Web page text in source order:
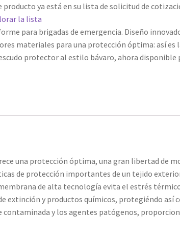
producto ya está en su lista de solicitud de
la lista
para brigadas de emergencia. Diseño
materiales para una protección óptima: así es la
escudo protector al estilo bávaro, ahora disponible
una protección óptima, una gran libertad de
de protección importantes de un tejido
de alta tecnología evita el estrés
y productos químicos, protegiéndo así
y los agentes patógenos,